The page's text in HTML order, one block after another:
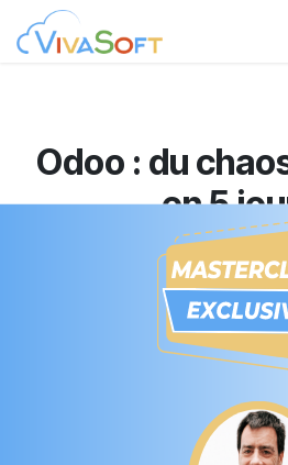
Se rendre au contenu
Odoo : du
en5